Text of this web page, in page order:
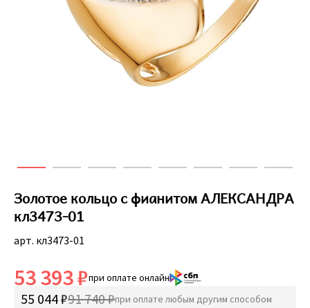
Золотое кольцо с фианитом АЛЕКСАНДРА
кл3473-01
арт. кл3473-01
53 393 ₽при оплате онлайн
55 044 ₽91 740 ₽при оплате любым другим способом